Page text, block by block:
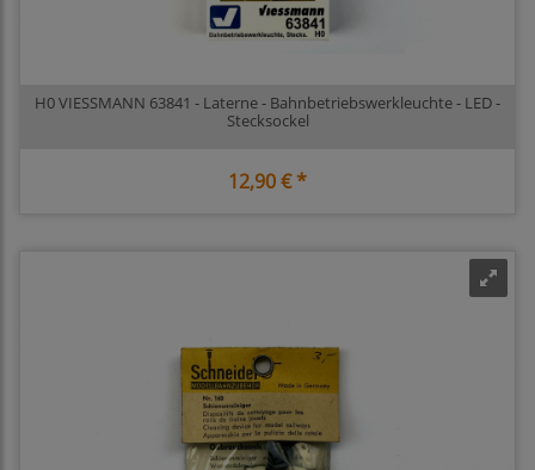
H0 VIESSMANN 63841 - Laterne - Bahnbetriebswerkleuchte - LED -
Stecksockel
12,90 € *